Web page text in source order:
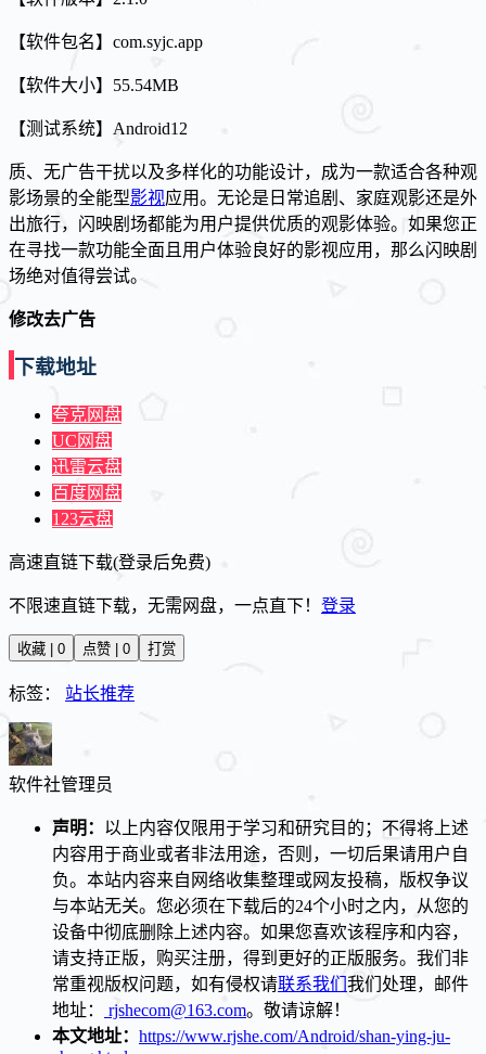
【软件包名】com.syjc.app
【软件大小】55.54MB
【测试系统】Android12
质、无广告干扰以及多样化的功能设计，成为一款适合各种观
影场景的全能型影视应用。无论是日常追剧、家庭观影还是外
出旅行，闪映剧场都能为用户提供优质的观影体验。如果您正
在寻找一款功能全面且用户体验良好的影视应用，那么闪映剧
场绝对值得尝试。
修改去广告
下载地址
夸克网盘
UC网盘
迅雷云盘
百度网盘
123云盘
高速直链下载(登录后免费)
不限速直链下载，无需网盘，一点直下！ 登录
收藏 | 0 点赞 | 0 打赏
标签： 站长推荐
软件社管理员
声明： 以上内容仅限用于学习和研究目的；不得将上述
内容用于商业或者非法用途，否则，一切后果请用户自
负。本站内容来自网络收集整理或网友投稿，版权争议
与本站无关。您必须在下载后的24个小时之内，从您的
设备中彻底删除上述内容。如果您喜欢该程序和内容，
请支持正版，购买注册，得到更好的正版服务。我们非
常重视版权问题，如有侵权请联系我们 我们处理，邮件
地址：
rjshecom@163.com。敬请谅解！
本文地址： https://www.rjshe.com/Android/shan-ying-ju-